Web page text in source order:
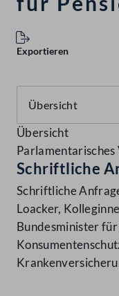
Exportieren
Übersicht
Schriftliche
Schriftliche
Loacker,
Bundesminister